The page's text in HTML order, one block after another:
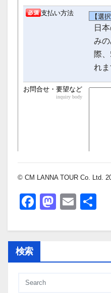
© CM LANNA TOUR Co. Ltd.
F
c
b
o
M
st
d
E
ail
検索